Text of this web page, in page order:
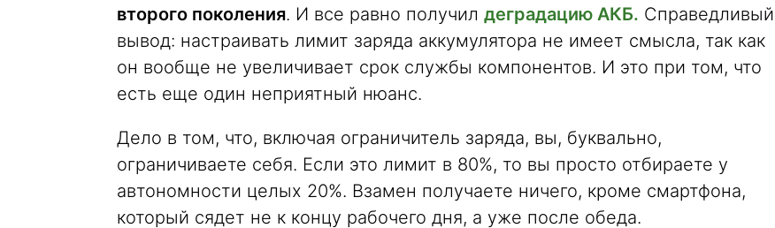
второго поколения. И все равно получил деградацию АКБ. Справедливый
вывод: настраивать лимит заряда аккумулятора не имеет смысла, так как
он вообще не увеличивает срок службы компонентов. И это при том, что
есть еще один неприятный нюанс.
Дело в том, что, включая ограничитель заряда, вы, буквально,
ограничиваете себя. Если это лимит в 80%, то вы просто отбираете у
автономности целых 20%. Взамен получаете ничего, кроме смартфона,
который сядет не к концу рабочего дня, а уже после обеда.